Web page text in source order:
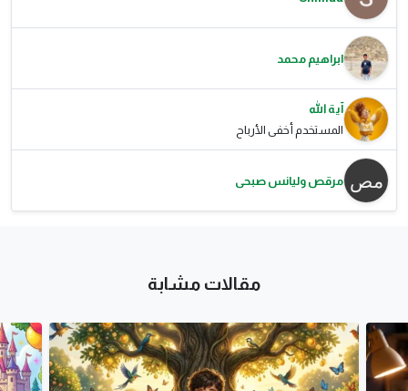
ابراهيم محمد
آية الله
المستخدم أخفى الأرباح
مرقص وليانس صبحى
مقالات مشابة